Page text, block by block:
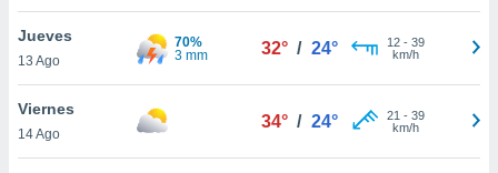
cookies
aceptar
Jueves
13 Ago
70%
3 mm
32° / 24° 12- 39
km/h
Viernes
14 Ago
34° / 24° 21 - 39
km/h